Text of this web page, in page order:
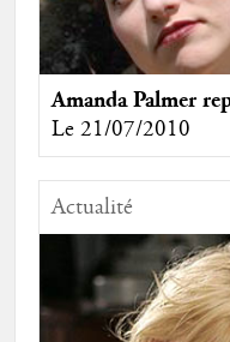
Amanda Palmer
Le 21/07/2010
Actualité